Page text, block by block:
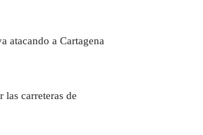
atacando a Cartagena
carreteras de